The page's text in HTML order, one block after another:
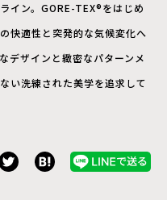
イン。GORE-TEX®をはじめ
快適性と突発的な気候変化へ
デザインと緻密なパターンメ
い洗練された美学を追求して